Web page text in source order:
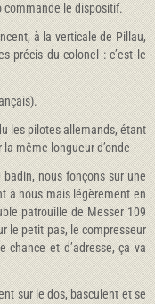
commande le dispositif.
à la verticale de Pillau,
précis du colonel : c’est le
les pilotes allemands, étant
même longueur d’onde
nous fonçons sur une
à nous mais légèrement en
patrouille de Messer 109
le petit pas, le compresseur
chance et d’adresse, ça va
sur le dos, basculent et se